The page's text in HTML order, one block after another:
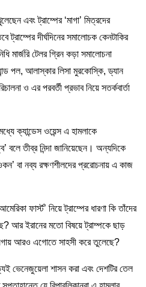
এবং ট্রাম্পের ‘মাগা’ মিত্রদের
ট্রাম্পের দীর্ঘদিনের সমালোচক কেনটাকির
মার্জরি টেলর গ্রিন কড়া সমালোচনা
পল, আলাস্কার লিসা মুরকোস্কি, ড্যান
ও এর পরবর্তী প্রভাব নিয়ে সতর্কবার্তা
ক্যান্ডেস ওয়েন্স এ হামলাকে
বলে তীব্র নিন্দা জানিয়েছেন। অন্যদিকে
বা নব্য রক্ষণশীলদের প্ররোচনায় এ কাজ
ফার্স্ট’ নিয়ে ট্রাম্পের ধারণা কি তাঁদের
আর ইরানের মতো বিষয়ে ট্রাম্পকে ছাড়
আরও এগোতে সাহসী করে তুলেছে?
ভেনেজুয়েলা শাসন করা এবং দেশটির তেল